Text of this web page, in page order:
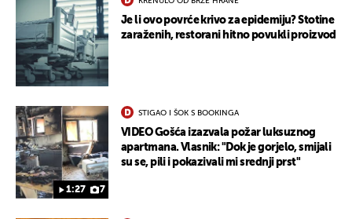
Je li ovo povrće krivo za epidemiju? Stotine
zaraženih, restorani hitno povukli proizvod
1:27 7
STIGAO I ŠOK S BOOKINGA
VIDEO Gošća izazvala požar luksuznog
apartmana. Vlasnik: "Dok je gorjelo, smijali
su se, pili i pokazivali mi srednji prst"